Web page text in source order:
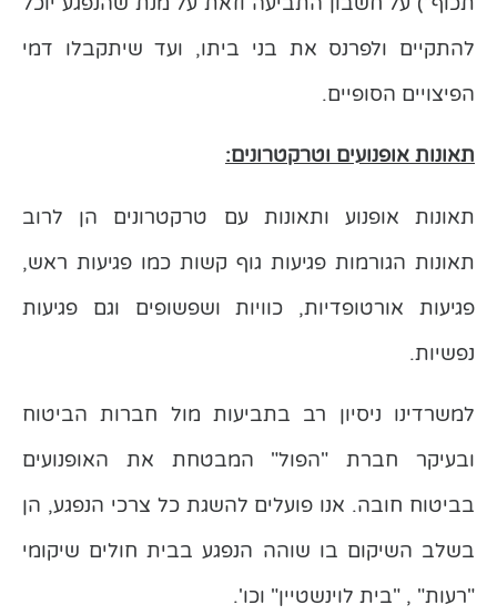
להתקיים ולפרנס את בני ביתו, ועד שיתקבלו דמי
הפיצויים הסופיים.
תאונות אופנועים וטרקטרונים:
תאונות אופנוע ותאונות עם טרקטרונים הן לרוב
תאונות הגורמות פגיעות גוף קשות כמו פגיעות ראש,
פגיעות אורטופדיות, כוויות ושפשופים וגם פגיעות
נפשיות.
למשרדינו ניסיון רב בתביעות מול חברות הביטוח
ובעיקר חברת "הפול" המבטחת את האופנועים
בביטוח חובה. אנו פועלים להשגת כל צרכי הנפגע, הן
בשלב השיקום בו שוהה הנפגע בבית חולים שיקומי
"רעות" , "בית לוינשטיין" וכו'.